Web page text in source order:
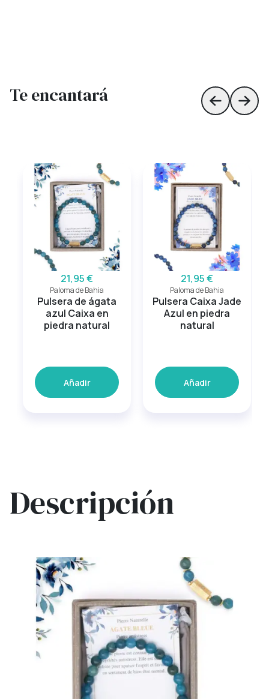
Te encantará
Skip toSkip
21,95 €
Paloma de Bahia
Pulsera de ágata
azul Caixa en
piedra natural
Añadir
21,95 €
Paloma de Bahia
Pulsera Caixa Jade
Azul en piedra
natural
Añadir
Descripción